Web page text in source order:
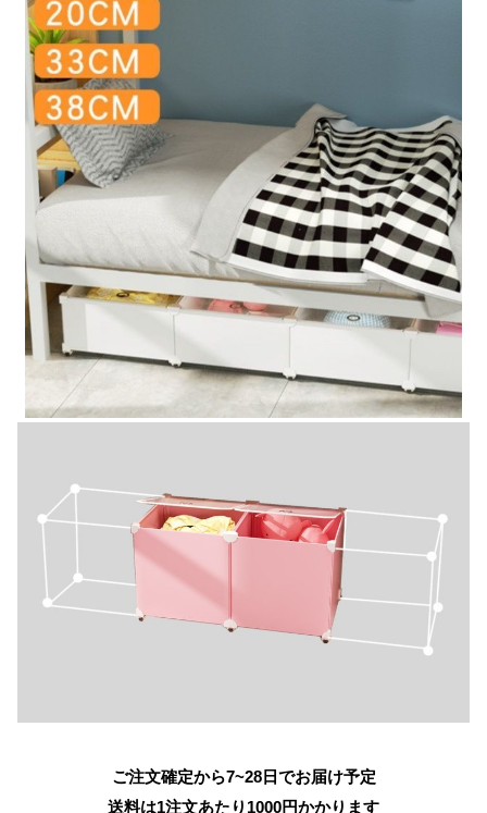
ご注文確定から7~28日でお届け予定
送料は1注文あたり 1000円かかります